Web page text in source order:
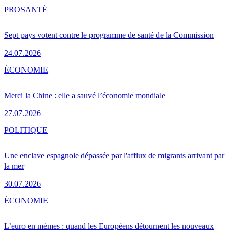
Sept pays votent contre le programme de santé de la Commission
24.07.2026
PROSANTÉ
Merci la Chine : elle a sauvé l’économie mondiale
27.07.2026
ÉCONOMIE
Une enclave espagnole dépassée par l'afflux de migrants arrivant par
la mer
30.07.2026
POLITIQUE
L’euro en mèmes : quand les Européens détournent les nouveaux
ÉCONOMIE